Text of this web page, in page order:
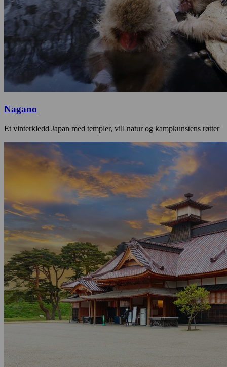
Nagano
Et vinterkledd Japan med templer, vill natur og kampkunstens røtter